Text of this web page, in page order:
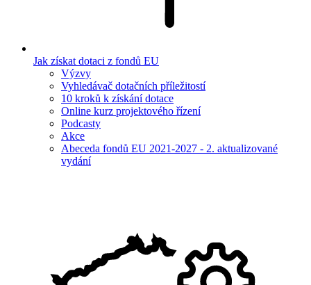
Jak získat dotaci z fondů EU
Výzvy
Vyhledávač dotačních příležitostí
10 kroků k získání dotace
Online kurz projektového řízení
Podcasty
Akce
Abeceda fondů EU 2021-2027 - 2. aktualizované
vydání